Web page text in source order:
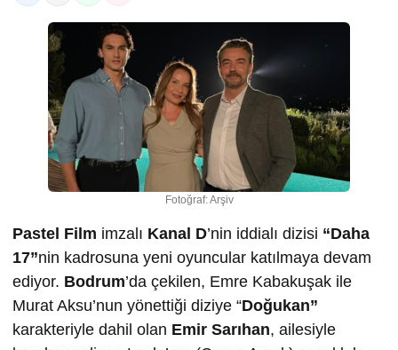
Fotoğraf: Arşiv
Pastel Film imzalı Kanal D’nin iddialı dizisi “Daha
17”nin kadrosuna yeni oyuncular katılmaya devam
ediyor. Bodrum’da çekilen, Emre Kabakuşak ile
Murat Aksu’nun yönettiği diziye “Doğukan”
karakteriyle dahil olan Emir Sarıhan, ailesiyle